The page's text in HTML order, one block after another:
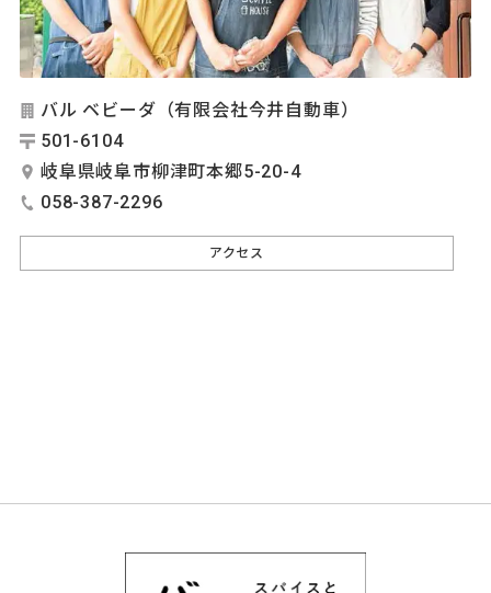
バル ベビーダ（有限会社今井自動車）
501-6104
岐阜県岐阜市柳津町本郷5-20-4
058-387-2296
アクセス